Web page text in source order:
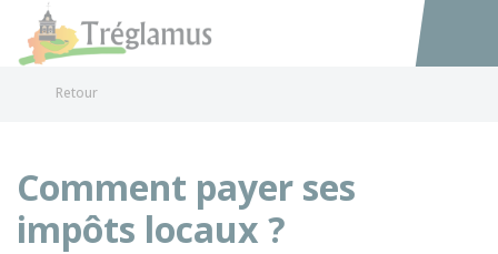
Accéder
Retour
Comment payer ses
impôts locaux ?